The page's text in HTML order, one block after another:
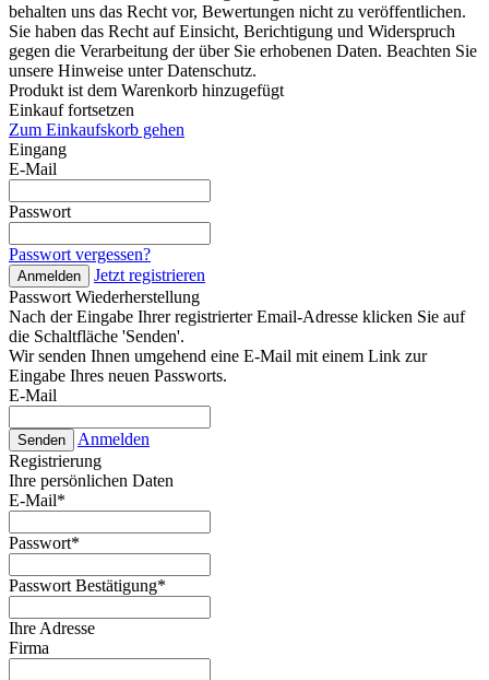
behalten uns das Recht vor, Bewertungen nicht zu veröffentlichen.
Sie haben das Recht auf Einsicht, Berichtigung und Widerspruch
gegen die Verarbeitung der über Sie erhobenen Daten. Beachten Sie
unsere Hinweise unter Datenschutz.
Produkt ist dem Warenkorb hinzugefügt
Einkauf fortsetzen
Zum Einkaufskorb gehen
Eingang
E-Mail
Passwort
Passwort vergessen?
Anmelden
Jetzt registrieren
Passwort Wiederherstellung
Nach der Eingabe Ihrer registrierter Email-Adresse klicken Sie auf
die Schaltfläche 'Senden'.
Wir senden Ihnen umgehend eine E-Mail mit einem Link zur
Eingabe Ihres neuen Passworts.
E-Mail
Senden
Anmelden
Registrierung
Ihre persönlichen Daten
E-Mail*
Passwort*
Passwort Bestätigung*
Ihre Adresse
Firma